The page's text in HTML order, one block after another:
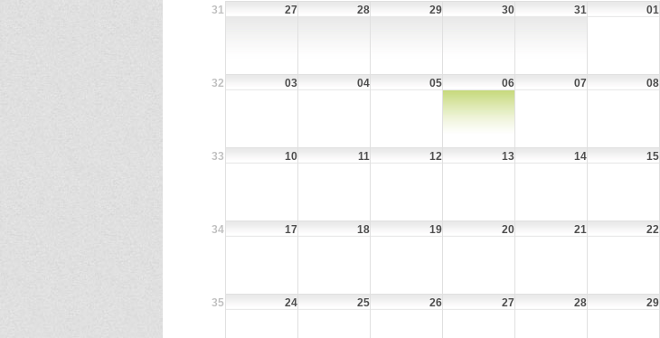
31
27 28 29 30 31 01
32 03 04 05 06 07 08
33 10 11 12 13 14 15
34 17 18 19 20 21 22
35 24 25 26 27 28 29